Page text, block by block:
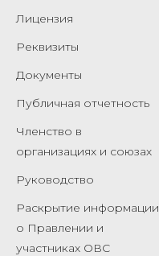
Лицензия
Реквизиты
Документы
Публичная отчетность
Членство в
организациях и союзах
Руководство
Раскрытие информации
о Правлении и
участниках ОВС